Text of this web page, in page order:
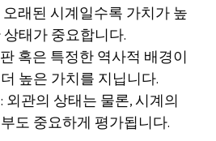
래된 시계일수록 가치가 높
태가 중요합니다.
혹은 특정한 역사적 배경이
높은 가치를 지닙니다.
외관의 상태는 물론, 시계의
도 중요하게 평가됩니다.